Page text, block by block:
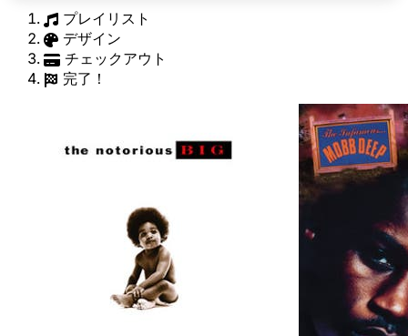
プレイリスト
デザイン
チェックアウト
完了！